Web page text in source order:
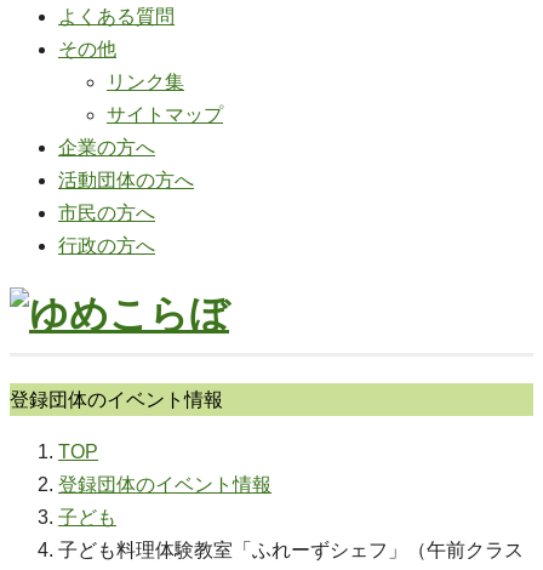
よくある質問
その他
リンク集
サイトマップ
企業の方へ
活動団体の方へ
市民の方へ
行政の方へ
登録団体のイベント情報
TOP
登録団体のイベント情報
子ども
子ども料理体験教室「ふれーずシェフ」（午前クラス